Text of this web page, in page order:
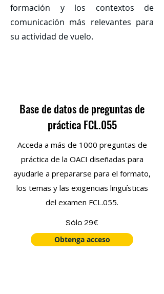
formación y los contextos de
comunicación más relevantes para
su actividad de vuelo.
Base de datos de preguntas de
práctica FCL.055
Acceda a más de 1000 preguntas de
práctica de la OACI diseñadas para
ayudarle a prepararse para el formato,
los temas y las exigencias lingüísticas
del examen FCL.055.
Sólo 29€
Obtenga acceso